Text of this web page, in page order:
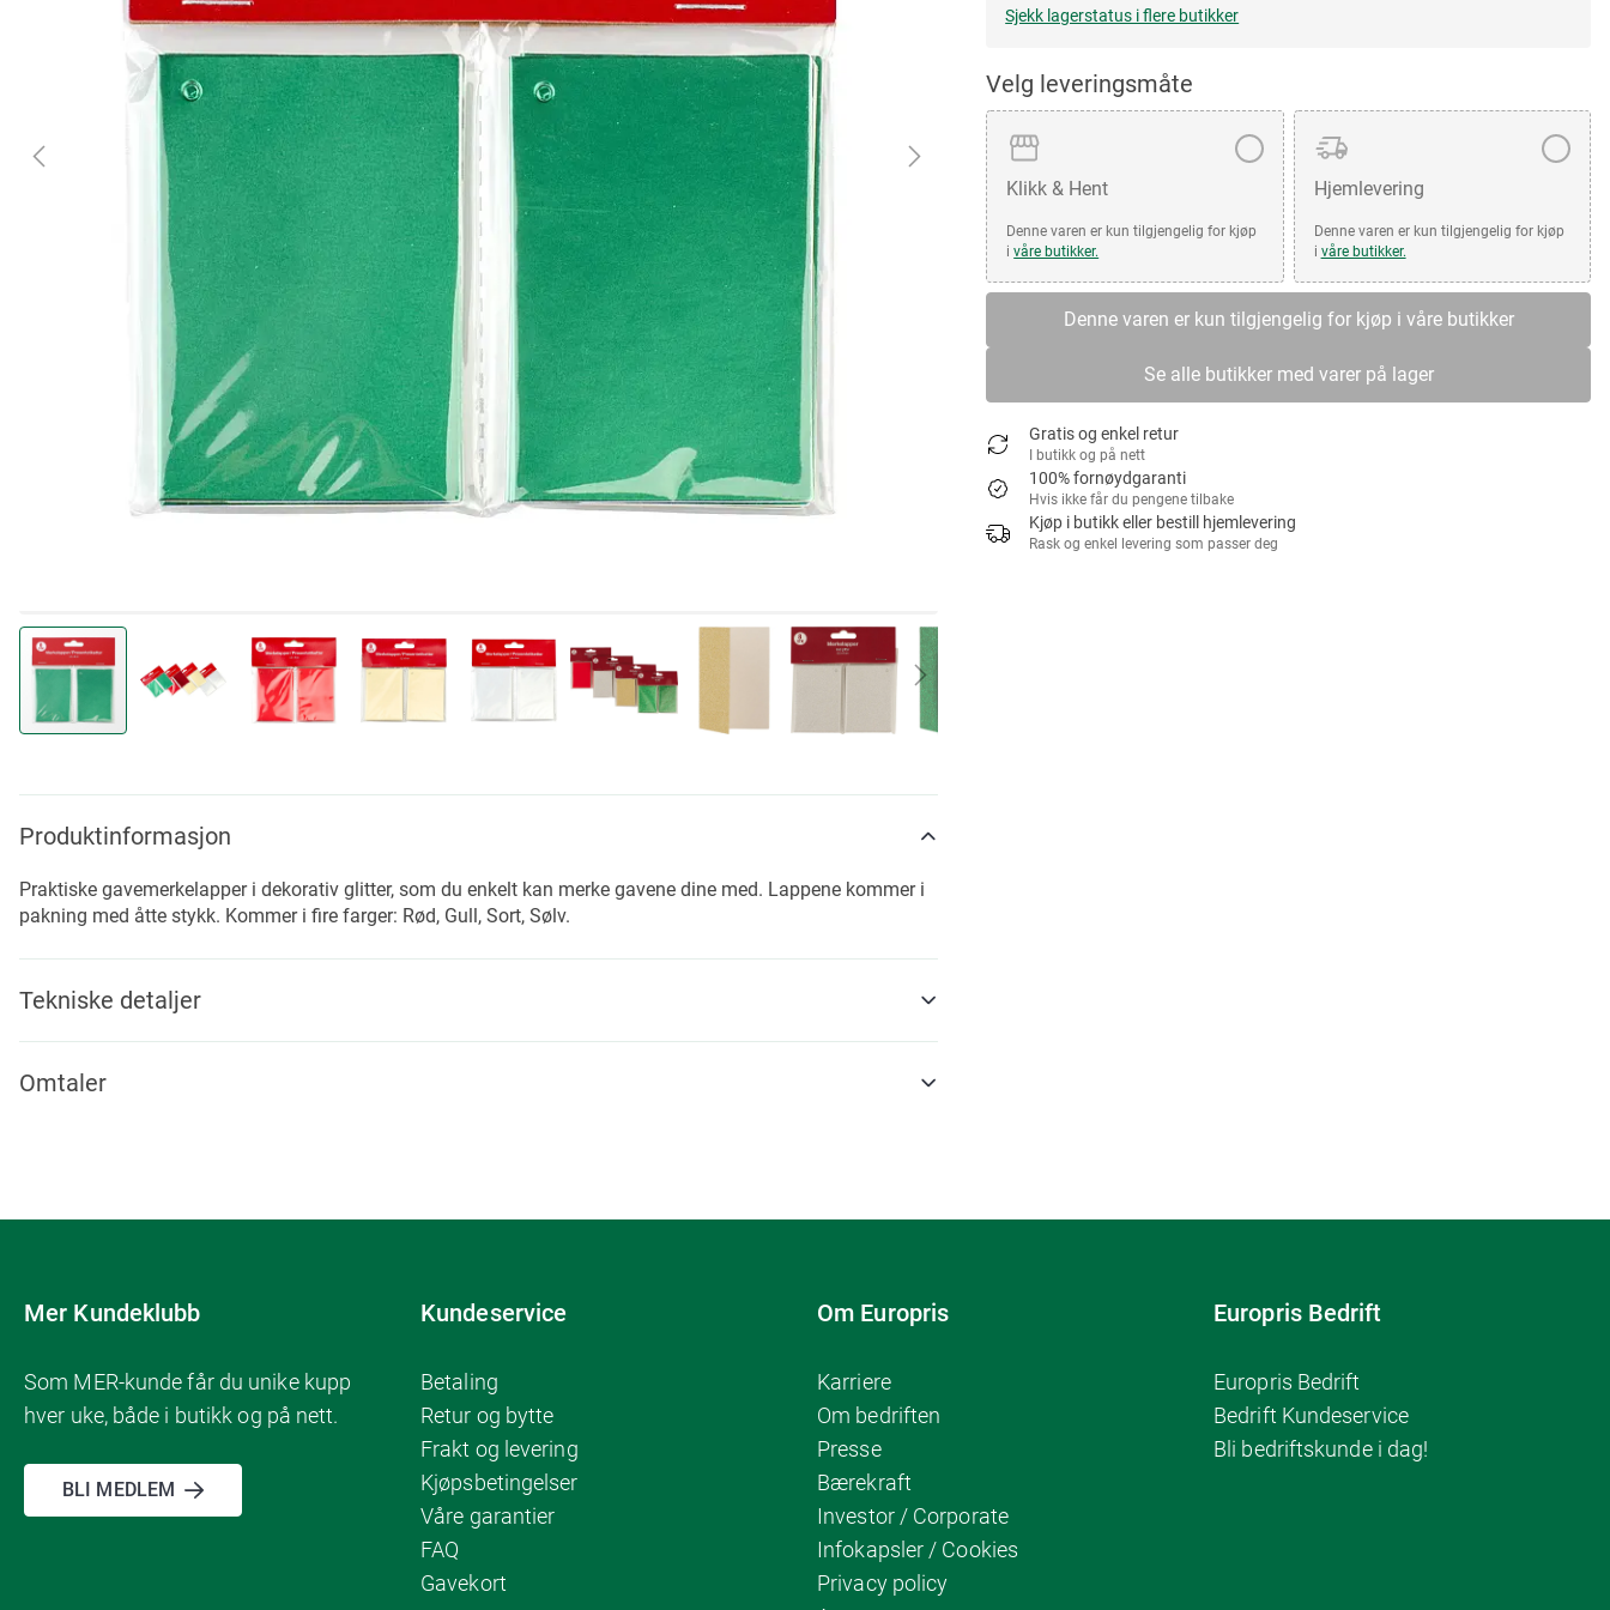
Sjekk lagerstatus i flere butikker
Velg leveringsmåte
Klikk & Hent
Denne varen er kun tilgjengelig for kjøp
ivåre butikker.
Hjemlevering
Denne varen er kun tilgjengelig for kjøp
i våre butikker.
Denne varen er kun tilgjengelig for kjøp i våre butikker
Se alle butikker med varer på lager
Gratis og enkel retur
I butikk og på nett
100% fornøydgaranti
Hvis ikke får du pengene tilbake
Kjøp i butikk eller bestill hjemlevering
Rask og enkel levering som passer deg
the
beginning
the
images
gallery
Produktinformasjon
Praktiske gavemerkelapper i dekorativ glitter, som du enkelt kan merke gavene dine med. Lappene kommer i
pakning med åtte stykk. Kommer i fire farger: Rød, Gull, Sort, Sølv.
Tekniske detaljer
Omtaler
Mer Kundeklubb
Som MER-kunde får du unike kupp
hver uke, både i butikk og på nett.
BLI MEDLEM
Kundeservice
Betaling
Retur og bytte
Frakt og levering
Kjøpsbetingelser
Våre garantier
FAQ
Gavekort
Om Europris
Karriere
Om bedriften
Presse
Bærekraft
Investor / Corporate
Infokapsler / Cookies
Privacy policy
Europris Bedrift
Europris Bedrift
Bedrift Kundeservice
Bli bedriftskunde i dag!